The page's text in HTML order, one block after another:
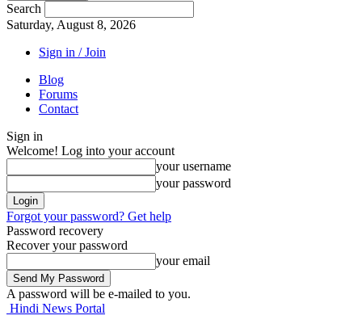
Search
Saturday, August 8, 2026
Sign in / Join
Blog
Forums
Contact
Sign in
Welcome! Log into your account
your username
your password
Forgot your password? Get help
Password recovery
Recover your password
your email
A password will be e-mailed to you.
Hindi News Portal